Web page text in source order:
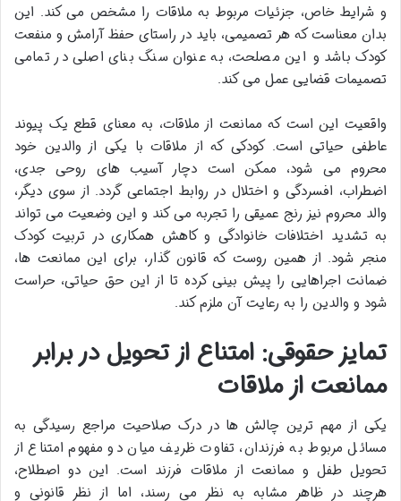
و شرایط خاص، جزئیات مربوط به ملاقات را مشخص می کند. این
بدان معناست که هر تصمیمی، باید در راستای حفظ آرامش و منفعت
کودک باشد و این مصلحت، به عنوان سنگ بنای اصلی در تمامی
تصمیمات قضایی عمل می کند.
واقعیت این است که ممانعت از ملاقات، به معنای قطع یک پیوند
عاطفی حیاتی است. کودکی که از ملاقات با یکی از والدین خود
محروم می شود، ممکن است دچار آسیب های روحی جدی،
اضطراب، افسردگی و اختلال در روابط اجتماعی گردد. از سوی دیگر،
والد محروم نیز رنج عمیقی را تجربه می کند و این وضعیت می تواند
به تشدید اختلافات خانوادگی و کاهش همکاری در تربیت کودک
منجر شود. از همین روست که قانون گذار، برای این ممانعت ها،
ضمانت اجراهایی را پیش بینی کرده تا از این حق حیاتی، حراست
شود و والدین را به رعایت آن ملزم کند.
تمایز حقوقی: امتناع از تحویل در برابر
ممانعت از ملاقات
یکی از مهم ترین چالش ها در درک صلاحیت مراجع رسیدگی به
مسائل مربوط به فرزندان، تفاوت ظریف میان دو مفهوم امتناع از
تحویل طفل و ممانعت از ملاقات فرزند است. این دو اصطلاح،
هرچند در ظاهر مشابه به نظر می رسند، اما از نظر قانونی و